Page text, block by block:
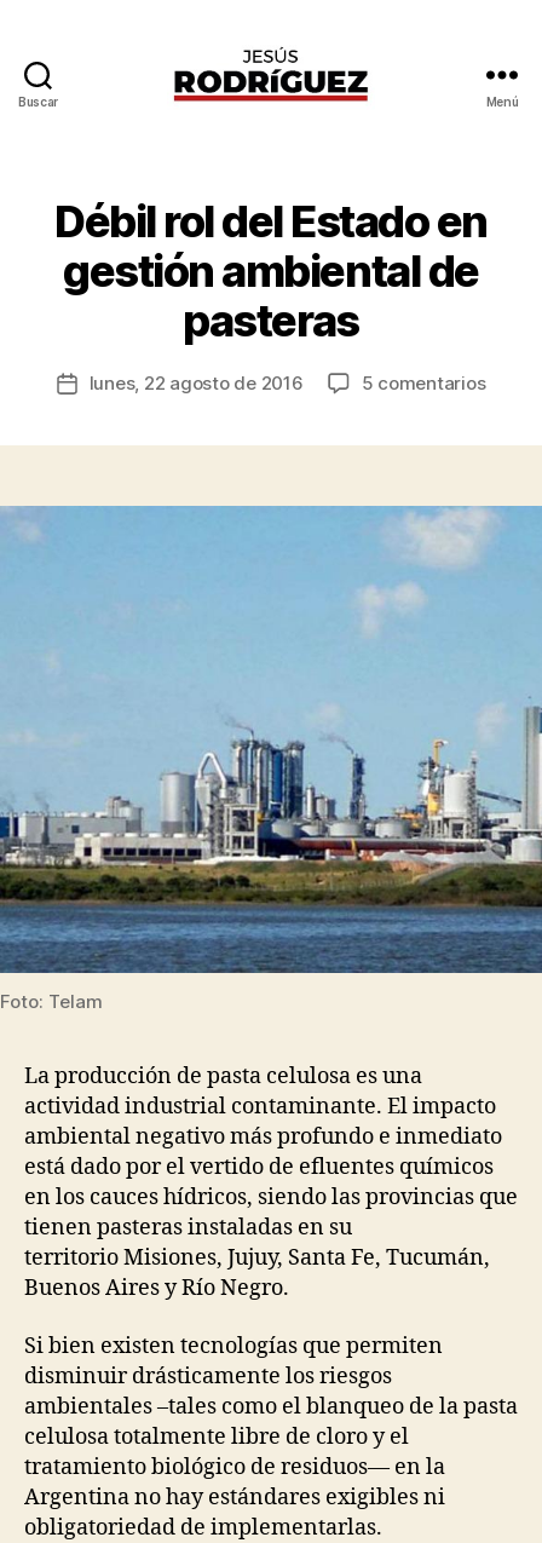
Buscar Menú
Categorías
Débil rol del Estado en
gestión ambiental de
pasteras
Autor
entrada
r
J
e
ú
Fechalunes, 22 agosto de 2016 5 comentariosen
en
Foto: Telam
La producción de pasta celulosa es una
actividad industrial contaminante. El impacto
ambiental negativo más profundo e inmediato
está dado por el vertido de efluentes químicos
en los cauces hídricos, siendo las provincias que
tienen pasteras instaladas en su
territorio Misiones, Jujuy, Santa Fe, Tucumán,
Buenos Aires y Río Negro.
Si bien existen tecnologías que permiten
disminuir drásticamente los riesgos
ambientales –tales como el blanqueo de la pasta
celulosa totalmente libre de cloro y el
tratamiento biológico de residuos— en la
Argentina no hay estándares exigibles ni
obligatoriedad de implementarlas.